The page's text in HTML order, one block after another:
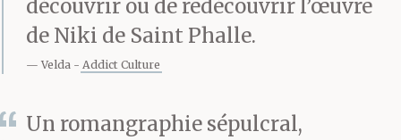
l’homme au charme fou,
le séducteur tombeur
assezd’imaginationnon
découvrir ou de redécouvrir l’œuvre
de Niki de Saint Phalle.
Velda Addict Culture
Un romangraphie sépulcral,